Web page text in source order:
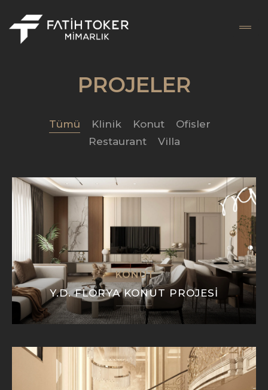
PROJELER
Tümü Klinik Konut
Ofisler
Restaurant
Villa
KONUT
Y.D. FLORYA KONUT PROJESI